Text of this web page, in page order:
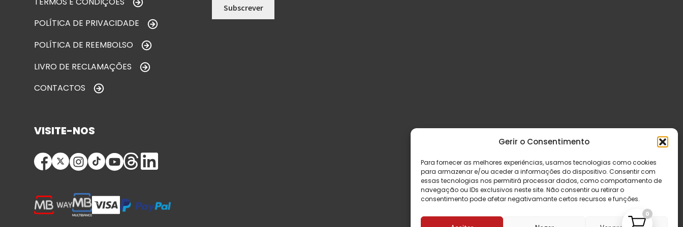
Gerir o Consentimento
Para fornecer as melhores experiências, usamos tecnologias como cookies
para armazenar e/ou aceder a informações do dispositivo. Consentir com
essas tecnologias nos permitirá processar dados, como comportamento de
navegação ou IDs exclusivos neste site. Não consentir ou retirar o
consentimento pode afetar negativamante certos recursos e funções.
POLÍTICA DE PRIVACIDADE
POLÍTICA DE REEMBOLSO
LIVRO DE RECLAMAÇÕES
CONTACTOS
VISITE-NOS
0